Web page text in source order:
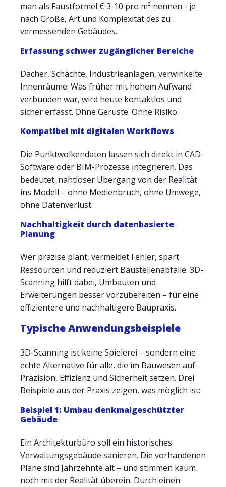
man als Faustformel € 3-10 pro m² nennen - je
nach Größe, Art und Komplexität des zu
vermessenden Gebäudes.
Erfassung schwer zugänglicher Bereiche
Dächer, Schächte, Industrieanlagen, verwinkelte
Innenräume: Was früher mit hohem Aufwand
verbunden war, wird heute kontaktlos und
sicher erfasst. Ohne Gerüste. Ohne Risiko.
Kompatibel mit digitalen Workflows
Die Punktwolkendaten lassen sich direkt in CAD-
Software oder BIM-Prozesse integrieren. Das
bedeutet: nahtloser Übergang von der Realität
ins Modell – ohne Medienbruch, ohne Umwege,
ohne Datenverlust.
Nachhaltigkeit durch datenbasierte
Planung
Wer präzise plant, vermeidet Fehler, spart
Ressourcen und reduziert Baustellenabfälle. 3D-
Scanning hilft dabei, Umbauten und
Erweiterungen besser vorzubereiten – für eine
effizientere und nachhaltigere Baupraxis.
Typische Anwendungsbeispiele
3D-Scanning ist keine Spielerei – sondern eine
echte Alternative für alle, die im Bauwesen auf
Präzision, Effizienz und Sicherheit setzen. Drei
Beispiele aus der Praxis zeigen, was möglich ist:
Beispiel 1: Umbau denkmalgeschützter
Gebäude
Ein Architekturbüro soll ein historisches
Verwaltungsgebäude sanieren. Die vorhandenen
Pläne sind Jahrzehnte alt – und stimmen kaum
noch mit der Realität überein. Durch einen